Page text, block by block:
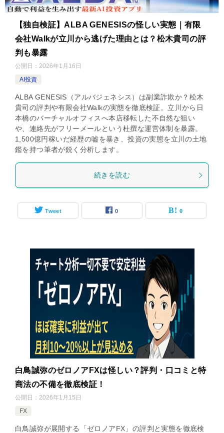
【独自検証】ALBA GENESISの怪しい実態｜有限
会社Walkが立川から逃げた理由とは？松木貴司の評
判も暴露
公開日： 2026年1月16日
AI投資
ALBA GENESIS（アルバジェネシス）は副業詐欺か？松木
貴司の評判や有限会社Walkの実態を徹底検証。立川から日
本橋のバーチャルオフィスへ本店移転した不自然な狙い
や、連絡先がフリーメールという杜撰な運営体制を暴露。
1,500億円稼いだ経歴の嘘を暴き、投資の実態を立川の土地
鑑を持つ筆者が鋭く分析します。
続きを読む
Tweet 0 0
白鳥誠弥のゼロノアFXは怪しい？評判・口コミと特
商法の不備を徹底検証！
公開日： 2026年1月15日
FX
白鳥誠弥が展開する「ゼロノアFX」の評判と実態を徹底検